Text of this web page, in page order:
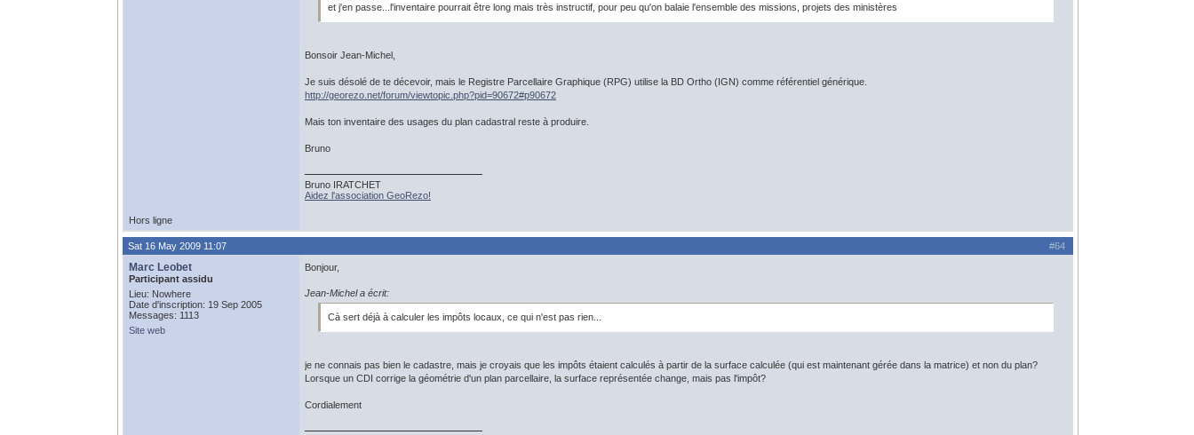
et j'en passe...l'inventaire pourrait être long mais très instructif, pour peu qu'on balaie l'ensemble des missions, projets des ministères
Bonsoir Jean-Michel,
Je suis désolé de te décevoir, mais le Registre Parcellaire Graphique (RPG) utilise la BD Ortho (IGN) comme référentiel générique.
http://georezo.net/forum/viewtopic.php?pid=90672#p90672
Mais ton inventaire des usages du plan cadastral reste à produire.
Bruno
Bruno IRATCHET
Aidez l'association GeoRezo!
Hors ligne
#64
Sat 16 May 2009 11:07
Marc Leobet
Participant assidu
Lieu: Nowhere
Date d'inscription: 19 Sep 2005
Messages: 1113
Site web
Bonjour,
Jean-Michel a écrit:
Cà sert déjà à calculer les impôts locaux, ce qui n'est pas rien...
je ne connais pas bien le cadastre, mais je croyais que les impôts étaient calculés à partir de la surface calculée (qui est maintenant gérée dans la matrice) et non du plan?
Lorsque un CDI corrige la géométrie d'un plan parcellaire, la surface représentée change, mais pas l'impôt?
Cordialement